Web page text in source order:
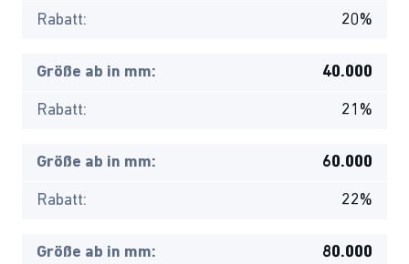
Rabatt: 20%
Größe ab in mm: 40.000
Rabatt: 21%
Größe ab in mm: 60.000
Rabatt: 22%
Größe ab in mm: 80.000